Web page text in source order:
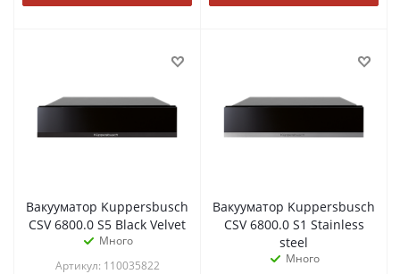
Вакууматор Kuppersbusch
CSV 6800.0 S5 Black Velvet
Много
Артикул: 110035822
Вакууматор Kuppersbusch
CSV 6800.0 S1 Stainless
steel
Много